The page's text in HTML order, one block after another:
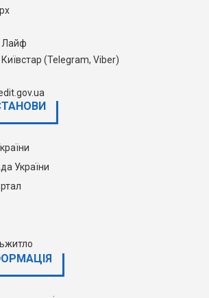
Лайф
(Telegram, Viber)
України